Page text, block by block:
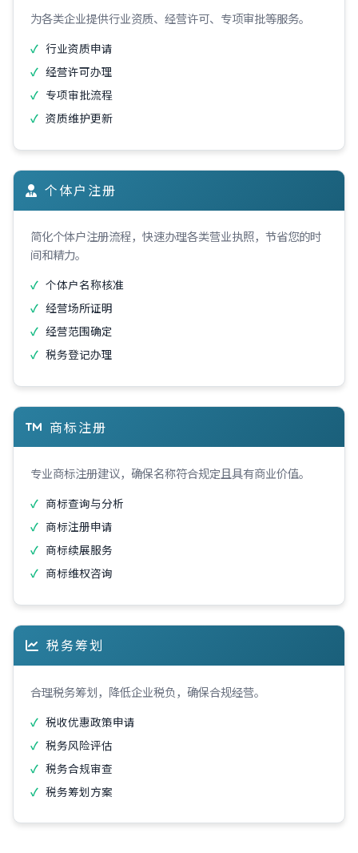
为各类企业提供行业资质、经营许可、专项审批等服务。
行业资质申请
经营许可办理
专项审批流程
资质维护更新
个体户注册
简化个体户注册流程，快速办理各类营业执照，节省您的时
间和精力。
个体户名称核准
经营场所证明
经营范围确定
税务登记办理
商标注册
专业商标注册建议，确保名称符合规定且具有商业价值。
商标查询与分析
商标注册申请
商标续展服务
商标维权咨询
税务筹划
合理税务筹划，降低企业税负，确保合规经营。
税收优惠政策申请
税务风险评估
税务合规审查
税务筹划方案